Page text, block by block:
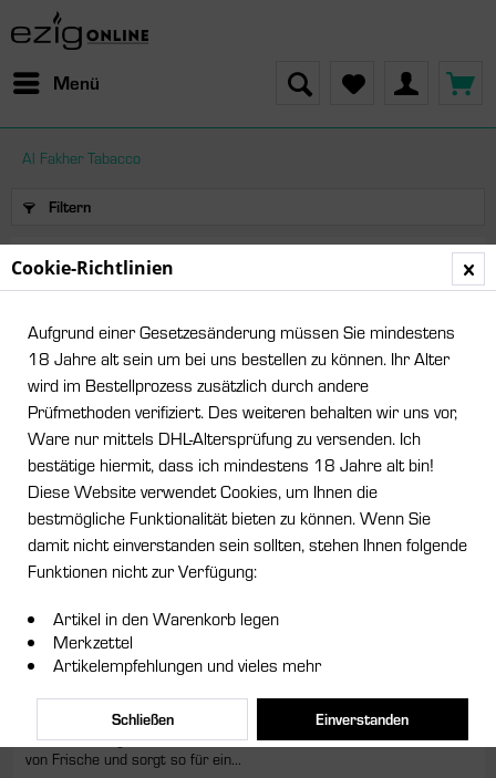
Menü
Al Fakher Tabacco
Filtern
Produkte von Al Fakher Tabacco
Al Fakher Original Fuchsia 200g
Tauchen Sie ein in die unvergleichliche Welt des Al Fakher Tabaks in
der Geschmacksrichtung Original Fuchsia. Diese Premium-
Tabakmischung verbindet intensive florale Noten mit einem Hauch
von Frische und sorgt so für ein...
Cookie-Richtlinien
Aufgrund einer Gesetzesänderung müssen Sie mindestens
18 Jahre alt sein um bei uns bestellen zu können. Ihr Alter
wird im Bestellprozess zusätzlich durch andere
Prüfmethoden verifiziert. Des weiteren behalten wir uns vor,
Ware nur mittels DHL-Altersprüfung zu versenden. Ich
bestätige hiermit, dass ich mindestens 18 Jahre alt bin!
Diese Website verwendet Cookies, um Ihnen die
bestmögliche Funktionalität bieten zu können. Wenn Sie
damit nicht einverstanden sein sollten, stehen Ihnen folgende
Funktionen nicht zur Verfügung:
Artikel in den Warenkorb legen
Merkzettel
Artikelempfehlungen und vieles mehr
Einverstanden
Schließen